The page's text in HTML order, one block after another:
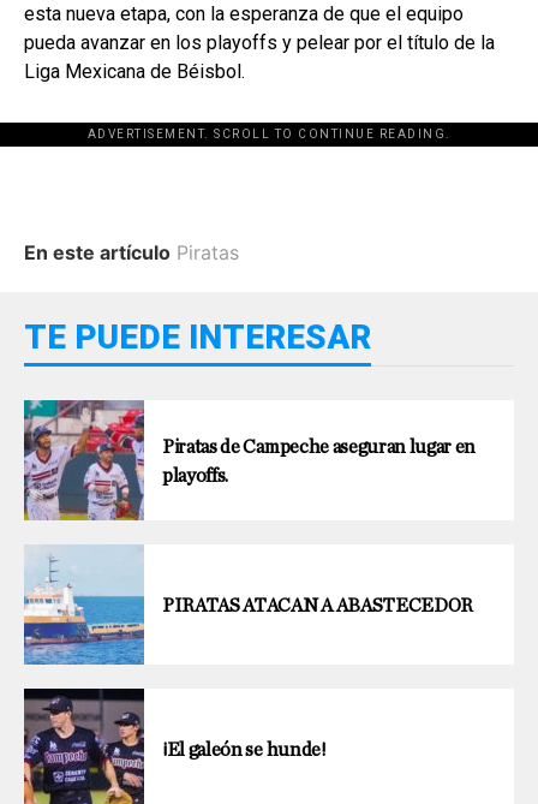
esta nueva etapa, con la esperanza de que el equipo
pueda avanzar en los playoffs y pelear por el título de la
Liga Mexicana de Béisbol.
ADVERTISEMENT. SCROLL TO CONTINUE READING.
En este artículo Piratas
TE PUEDE INTERESAR
Piratas de Campeche aseguran lugar en
playoffs.
PIRATAS ATACAN A ABASTECEDOR
¡El galeón se hunde!